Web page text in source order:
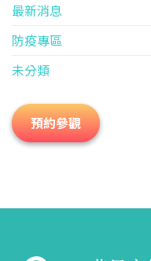
最新消息
防疫專區
未分類
預約參觀